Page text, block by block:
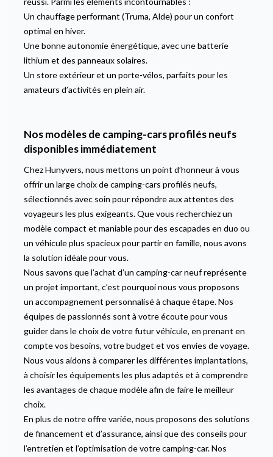
Un chauffage performant (Truma, Alde) pour un confort
optimal en hiver.
Une bonne autonomie énergétique, avec une batterie
lithium et des panneaux solaires.
Un store extérieur et un porte-vélos, parfaits pour les
amateurs d’activités en plein air.
Nos modèles de camping-cars profilés neufs
disponibles immédiatement
Chez Hunyvers, nous mettons un point d’honneur à vous
offrir un large choix de camping-cars profilés neufs,
sélectionnés avec soin pour répondre aux attentes des
voyageurs les plus exigeants. Que vous recherchiez un
modèle compact et maniable pour des escapades en duo ou
un véhicule plus spacieux pour partir en famille, nous avons
la solution idéale pour vous.
Nous savons que l’achat d’un camping-car neuf représente
un projet important, c’est pourquoi nous vous proposons
un accompagnement personnalisé à chaque étape. Nos
équipes de passionnés sont à votre écoute pour vous
guider dans le choix de votre futur véhicule, en prenant en
compte vos besoins, votre budget et vos envies de voyage.
Nous vous aidons à comparer les différentes implantations,
à choisir les équipements les plus adaptés et à comprendre
les avantages de chaque modèle afin de faire le meilleur
choix.
En plus de notre offre variée, nous proposons des solutions
de financement et d’assurance, ainsi que des conseils pour
l’entretien et l’optimisation de votre camping-car. Nos